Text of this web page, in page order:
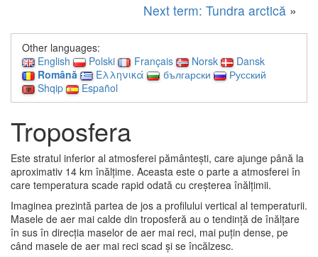
Next term: Tundra arctică »
Other languages:
English
Polski Français Norsk
Dansk
Română
Ελληνικά български
Русский
Shqip
Español
Troposfera
Este stratul inferior al atmosferei pământești, care ajunge până la
aproximativ 14 km înălțime. Aceasta este o parte a atmosferei în
care temperatura scade rapid odată cu creșterea înălțimii.
Imaginea prezintă partea de jos a profilului vertical al temperaturii.
Masele de aer mai calde din troposferă au o tendință de înălțare
în sus în direcția maselor de aer mai reci, mai puțin dense, pe
când masele de aer mai reci scad și se încălzesc.